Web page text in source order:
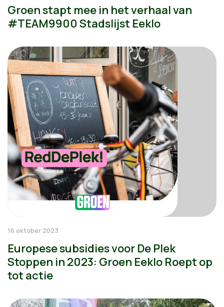
Groen stapt mee in het verhaal van
#TEAM9900 Stadslijst Eeklo
16 oktober 2023
Europese subsidies voor De Plek
Stoppen in 2023: Groen Eeklo Roept op
tot actie